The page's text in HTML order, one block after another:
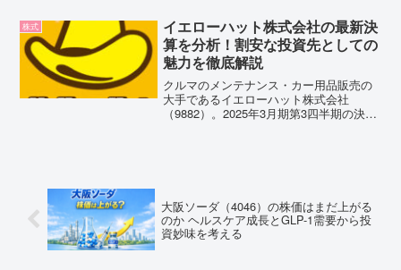
といった疑問を持っている方も多いでし
ょう。このまま情報を知らず...
株式
イエローハット株式会社の最新決
算を分析！割安な投資先としての
魅力を徹底解説
クルマのメンテナンス・カー用品販売の
大手であるイエローハット株式会社
（9882）。2025年3月期第3四半期の決算
大阪ソーダ（4046）の株価はまだ上がる
のか ヘルスケア成長とGLP-1需要から投
資妙味を考える